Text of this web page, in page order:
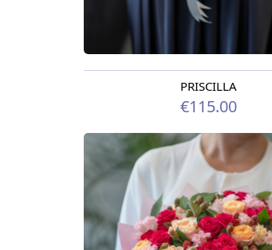
Pieejams šodienPRISCILLA
€115.00